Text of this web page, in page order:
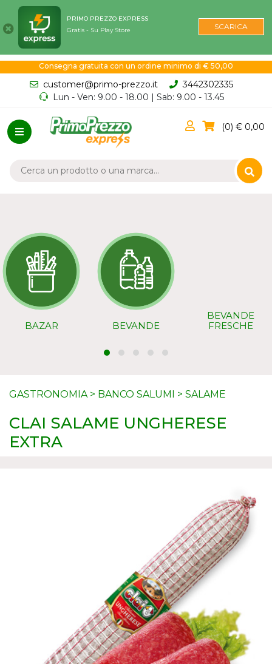
PRIMO PREZZO EXPRESS
Gratis - Su Play Store
SCARICA
Consegna gratuita con un ordine minimo di € 50,00
customer@primo-prezzo.it
3442302335
Lun - Ven: 9.00 - 18.00 | Sab: 9.00 - 13.45
0 0,00
BAZAR BEVANDE
BEVANDE
FRESCHE
GASTRONOMIA> BANCO SALUMI > SALAME
CLAI SALAME UNGHERESE
EXTRA